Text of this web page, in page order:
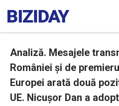
Analiză. Mesajele
României și de
Europei arată două
UE. Nicușor Dan a